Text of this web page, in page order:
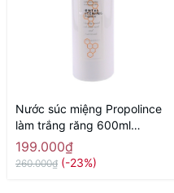
Nước súc miệng Propolince
làm trắng răng 600ml
Pieras- Hàng Nhật nội địa
199.000₫
260.000₫ (-23%)